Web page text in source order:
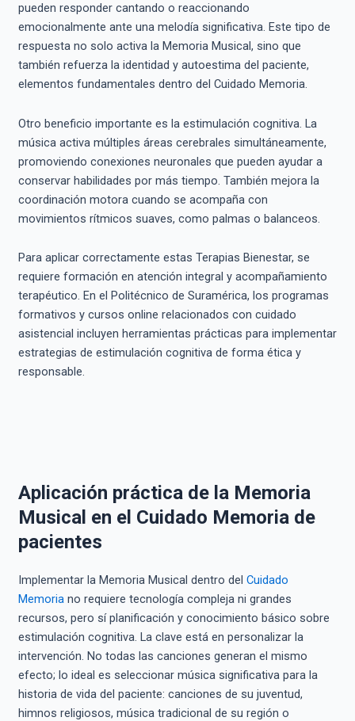
pueden responder cantando o reaccionando
emocionalmente ante una melodía significativa. Este tipo de
respuesta no solo activa la Memoria Musical, sino que
también refuerza la identidad y autoestima del paciente,
elementos fundamentales dentro del Cuidado Memoria.
Otro beneficio importante es la estimulación cognitiva. La
música activa múltiples áreas cerebrales simultáneamente,
promoviendo conexiones neuronales que pueden ayudar a
conservar habilidades por más tiempo. También mejora la
coordinación motora cuando se acompaña con
movimientos rítmicos suaves, como palmas o balanceos.
Para aplicar correctamente estas Terapias Bienestar, se
requiere formación en atención integral y acompañamiento
terapéutico. En el Politécnico de Suramérica, los programas
formativos y cursos online relacionados con cuidado
asistencial incluyen herramientas prácticas para implementar
estrategias de estimulación cognitiva de forma ética y
responsable.
Aplicación práctica de la Memoria
Musical en el Cuidado Memoria de
pacientes
Implementar la Memoria Musical dentro del Cuidado
Memoriano requiere tecnología compleja ni grandes
recursos, pero sí planificación y conocimiento básico sobre
estimulación cognitiva. La clave está en personalizar la
intervención. No todas las canciones generan el mismo
efecto; lo ideal es seleccionar música significativa para la
historia de vida del paciente: canciones de su juventud,
himnos religiosos, música tradicional de su región o